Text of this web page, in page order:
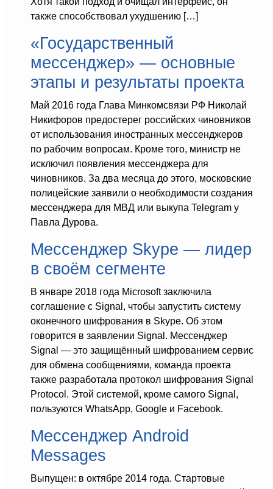
также способствовал ухудшению […]
«Государственный
мессенджер» — основные
этапы и результаты проекта
Май 2016 года Глава Минкомсвязи РФ Николай
Никифоров предостерег российских чиновников
от использования иностранных мессенджеров
по рабочим вопросам. Кроме того, министр не
исключил появления мессенджера для
чиновников. За два месяца до этого, московские
полицейские заявили о необходимости создания
мессенджера для МВД или выкупа Telegram у
Павла Дурова.
Мессенджер Skype — лидер
в своём сегменте
В январе 2018 года Microsoft заключила
соглашение с Signal, чтобы запустить систему
оконечного шифрования в Skype. Об этом
говорится в заявлении Signal. Мессенджер
Signal — это защищённый шифрованием сервис
для обмена сообщениями, команда проекта
также разработала протокол шифрования Signal
Protocol. Этой системой, кроме самого Signal,
пользуются WhatsApp, Google и Facebook.
Мессенджер Android
Messages
Выпущен: в октябре 2014 года. Стартовые